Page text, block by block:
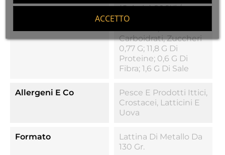
ACCETTO
(calorie) 806Kj /
194Kcal; Grassi 15 G,
Carboidrati, Zuccheri
0,77 G; 11,8 G Di
Proteine; 0,6 G Di
Fibra; 1,6 G Di Sale
Allergeni E Co
Pesce E Prodotti Ittici,
Crostacei, Latticini E
Uova
Formato
Lattina Di Metallo Da
130 Gr.